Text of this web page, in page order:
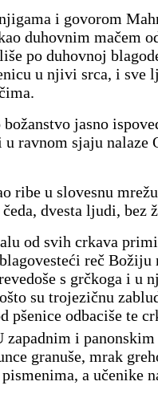
i govorom
duhovnim mačem
po duhovnoj
u njivi srca, i sve
božanstvo jasno
u ravnom sjaju nalaze
ribe u slovesnu
dvesta ljudi, bez
od svih crkava
reč Božiju
s grčkoga i u
su trojezičnu
pšenice odbaciše te
zapadnim i
granuše, mrak
a učenike